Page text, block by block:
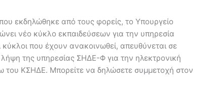
εκδηλώθηκε από τους φορείς, το Υπουργείο
νέο κύκλο εκπαιδεύσεων για την υπηρεσία
που έχουν ανακοινωθεί, απευθύνεται σε
της υπηρεσίας ΣΗΔΕ-Φ για την ηλεκτρονική
του ΚΣΗΔΕ. Μπορείτε να δηλώσετε συμμετοχή στον